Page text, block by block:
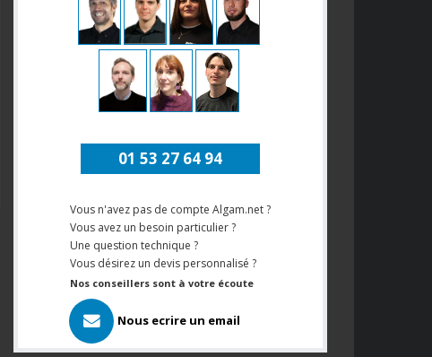
01 53 27 64 94
Vous n'avez pas de compte Algam.net ?
Vous avez un besoin particulier ?
Une question technique ?
Vous désirez un devis personnalisé ?
Nos conseillers sont à votre écoute
Nous ecrire un email